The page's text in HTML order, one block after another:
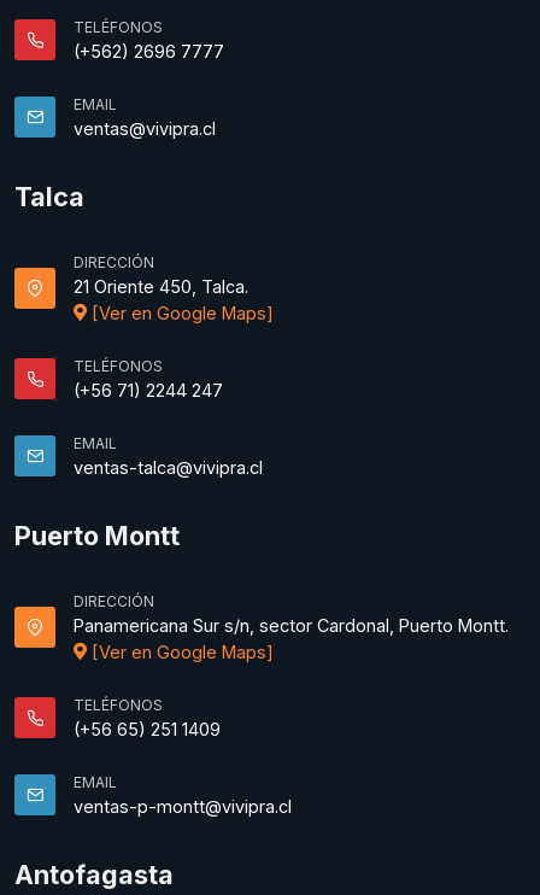
TELÉFONOS
(+562) 2696 7777
EMAIL
ventas@vivipra.cl
Talca
DIRECCIÓN
21 Oriente 450, Talca.
[Ver en Google Maps]
TELÉFONOS
(+56 71) 2244 247
EMAIL
ventas-talca@vivipra.cl
Puerto Montt
DIRECCIÓN
Panamericana Sur s/n, sector Cardonal, Puerto Montt.
[Ver en Google Maps]
TELÉFONOS
(+56 65) 251 1409
EMAIL
ventas-p-montt@vivipra.cl
Antofagasta